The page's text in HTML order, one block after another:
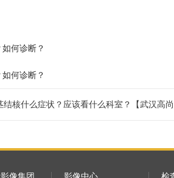
何诊断？
何诊断？
核什么症状？应该看什么科室？【武汉高尚